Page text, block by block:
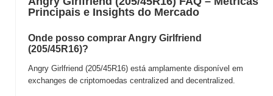
Principais e Insights do Mercado
Onde posso comprar Angry Girlfriend
(205/45R16)?
Angry Girlfriend (205/45R16) está amplamente disponível em
exchanges de criptomoedas centralized and decentralized.